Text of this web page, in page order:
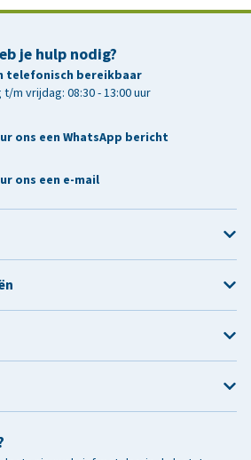
je hulp nodig?
telefonisch bereikbaar
t/m vrijdag: 08:30 - 13:00 uur
ons een WhatsApp bericht
ons een e-mail